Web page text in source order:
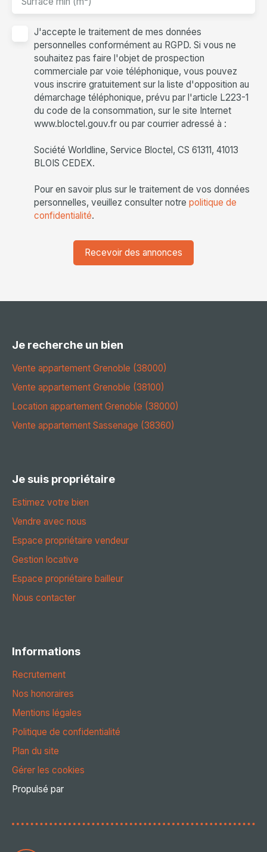
J'accepte le traitement de mes données
personnelles conformément au RGPD. Si vous ne
souhaitez pas faire l'objet de prospection
commerciale par voie téléphonique, vous pouvez
vous inscrire gratuitement sur la liste d'opposition au
démarchage téléphonique, prévu par l'article L223-1
du code de la consommation, sur le site Internet
www.bloctel.gouv.fr ou par courrier adressé à :
Société Worldline, Service Bloctel, CS 61311, 41013
BLOIS CEDEX.
Pour en savoir plus sur le traitement de vos données
personnelles, veuillez consulter notre politique de
confidentialité.
Recevoir des annonces
Je recherche un bien
Vente appartement Grenoble (38000)
Vente appartement Grenoble (38100)
Location appartement Grenoble (38000)
Vente appartement Sassenage (38360)
Je suis propriétaire
Estimez votre bien
Vendre avec nous
Espace propriétaire vendeur
Gestion locative
Espace propriétaire bailleur
Nous contacter
Informations
Recrutement
Nos honoraires
Mentions légales
Politique de confidentialité
Plan du site
Gérer les cookies
Propulsé par